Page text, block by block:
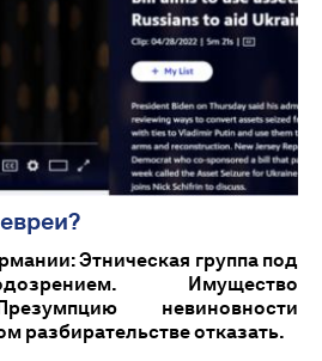
Этническая группа под
Имущество
невиновности
разбирательстве отказать.